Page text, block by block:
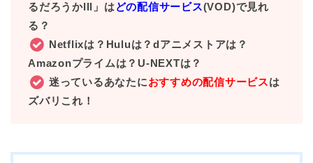
るだろうかlll」はどの配信サービス(VOD)で見れ
る？
Netflixは？Huluは？dアニメストアは？
Amazonプライムは？U-NEXTは？
迷っているあなたにおすすめの配信サービスは
ズバリこれ！